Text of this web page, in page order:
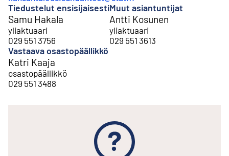
Tiedustelut ensisijaisesti
Samu Hakala
yliaktuaari
029 551 3756
Muut asiantuntijat
Antti Kosunen
yliaktuaari
029 551 3613
Vastaava osastopäällikkö
Katri Kaaja
osastopäällikkö
029 551 3488